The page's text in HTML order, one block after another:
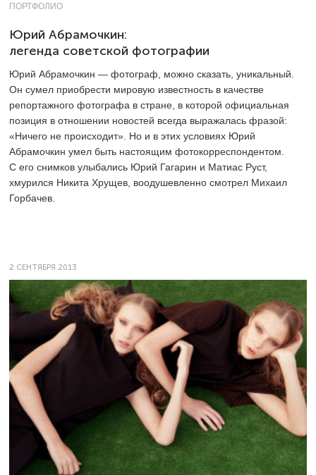
ПОРТФОЛИО
Юрий Абрамочкин:
легенда советской фотографии
Юрий Абрамочкин — фотограф, можно сказать, уникальный.
Он сумел приобрести мировую известность в качестве
репортажного фотографа в стране, в которой официальная
позиция в отношении новостей всегда выражалась фразой:
«Ничего не происходит». Но и в этих условиях Юрий
Абрамочкин умел быть настоящим фотокорреспондентом.
С его снимков улыбались Юрий Гагарин и Матиас Руст,
хмурился Никита Хрущев, воодушевленно смотрел Михаил
Горбачев.
2 СЕНТЯБРЯ 2013